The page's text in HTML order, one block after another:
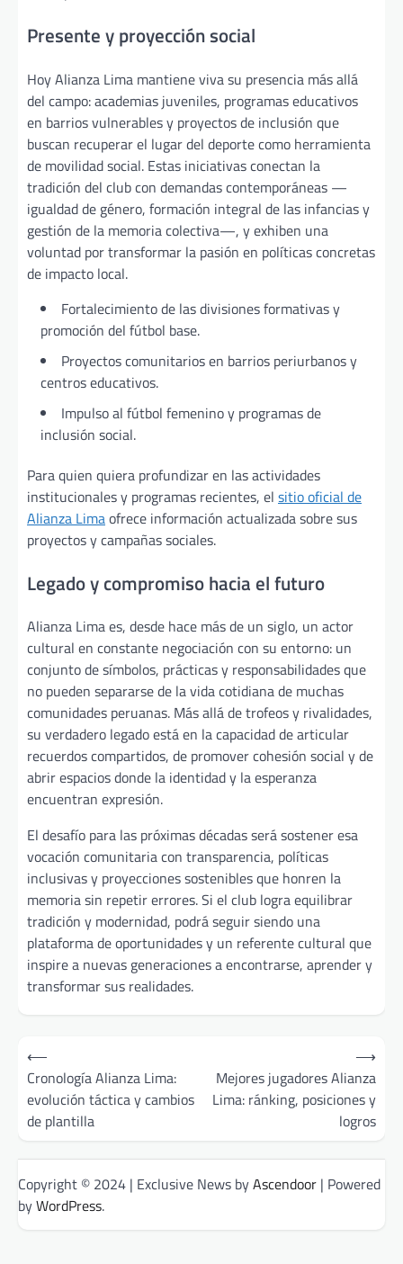
Presente y proyección social
Hoy Alianza Lima mantiene viva su presencia más allá
del campo: academias juveniles, programas educativos
en barrios vulnerables y proyectos de inclusión que
buscan recuperar el lugar del deporte como herramienta
de movilidad social. Estas iniciativas conectan la
tradición del club con demandas contemporáneas —
igualdad de género, formación integral de las infancias y
gestión de la memoria colectiva—, y exhiben una
voluntad por transformar la pasión en políticas concretas
de impacto local.
Fortalecimiento de las divisiones formativas y
promoción del fútbol base.
Proyectos comunitarios en barrios periurbanos y
centros educativos.
Impulso al fútbol femenino y programas de
inclusión social.
Para quien quiera profundizar en las actividades
institucionales y programas recientes, el sitio oficial de
Alianza Limaofrece información actualizada sobre sus
proyectos y campañas sociales.
Legado y compromiso hacia el futuro
Alianza Lima es, desde hace más de un siglo, un actor
cultural en constante negociación con su entorno: un
conjunto de símbolos, prácticas y responsabilidades que
no pueden separarse de la vida cotidiana de muchas
comunidades peruanas. Más allá de trofeos y rivalidades,
su verdadero legado está en la capacidad de articular
recuerdos compartidos, de promover cohesión social y de
abrir espacios donde la identidad y la esperanza
encuentran expresión.
El desafío para las próximas décadas será sostener esa
vocación comunitaria con transparencia, políticas
inclusivas y proyecciones sostenibles que honren la
memoria sin repetir errores. Si el club logra equilibrar
tradición y modernidad, podrá seguir siendo una
plataforma de oportunidades y un referente cultural que
inspire a nuevas generaciones a encontrarse, aprender y
transformar sus realidades.
Post
navigation
⟵
Cronología Alianza Lima:
evolución táctica y cambios
de plantilla
Mejores jugadores Alianza
Lima: ránking, posiciones y
logros
⟶
Copyright © 2024 | Exclusive News byAscendoor | Powered
byWordPress.